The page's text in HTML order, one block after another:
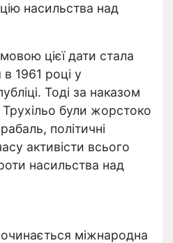
насильства над
цієї дати стала
1961 році у
Тоді за наказом
були жорстоко
політичні
активісти всього
насильства над
міжнародна